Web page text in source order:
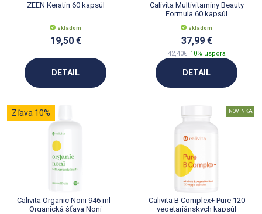
ZEEN Keratín 60 kapsúl
skladom
19,50 €
DETAIL
Calivita Multivitamíny Beauty
Formula 60 kapsúl
skladom
37,99 €
42,40€ 10% úspora
DETAIL
Zľava 10%
Calivita Organic Noni 946 ml -
Organická šťava Noni
NOVINKA
Calivita B Complex+ Pure 120
vegetariánskych kapsúl